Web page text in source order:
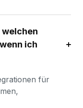
ich
für